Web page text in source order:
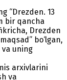
“Drezden. 13
bir qancha
Drezden
bo‘lgan,
uning
arxivlarini
va